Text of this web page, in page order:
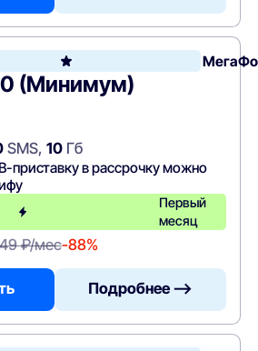
(Минимум)
SMS, 10Гб
приставку в рассрочку можно
Первый
месяц
₽/мес-88%
Подробнее —>